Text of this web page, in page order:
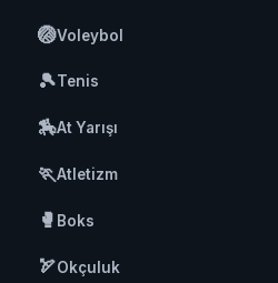
🏐Voleybol
🎾Tenis
🏇At Yarışı
🏃Atletizm
🥊 Boks
🏹Okçuluk